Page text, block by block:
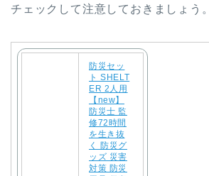
チェックして注意しておきましょう。
防災セッ
ト SHELT
ER 2人用
【new】
防災士 監
修72時間
を生き抜
く 防災グ
ッズ 災害
対策 防災